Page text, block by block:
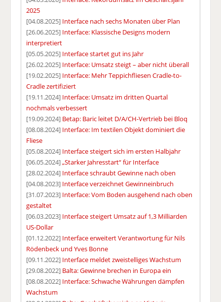
2025
[04.08.2025] Interface nach sechs Monaten über Plan
[26.06.2025] Interface: Klassische Designs modern
interpretiert
[05.05.2025] Interface startet gut ins Jahr
[26.02.2025] Interface: Umsatz steigt – aber nicht überall
[19.02.2025] Interface: Mehr Teppichfliesen Cradle-to-
Cradle zertifiziert
[19.11.2024] Interface: Umsatz im dritten Quartal
nochmals verbessert
[19.09.2024] Betap: Baric leitet D/A/CH-Vertrieb bei Bloq
[08.08.2024] Interface: Im textilen Objekt dominiert die
Fliese
[05.08.2024] Interface steigert sich im ersten Halbjahr
[06.05.2024]„Starker Jahresstart“ für Interface
[28.02.2024] Interface schraubt Gewinne nach oben
[04.08.2023] Interface verzeichnet Gewinneinbruch
[31.07.2023] Interface: Vom Boden ausgehend nach oben
gestaltet
[06.03.2023] Interface steigert Umsatz auf 1,3 Milliarden
US-Dollar
[01.12.2022] Interface erweitert Verantwortung für Nils
Rödenbeck und Yves Bonne
[09.11.2022] Interface meldet zweistelliges Wachstum
[29.08.2022] Balta: Gewinne brechen in Europa ein
[08.08.2022] Interface: Schwache Währungen dämpfen
Wachstum